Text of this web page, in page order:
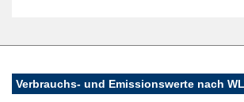
Verbrauchs- und Emissionswerte nach